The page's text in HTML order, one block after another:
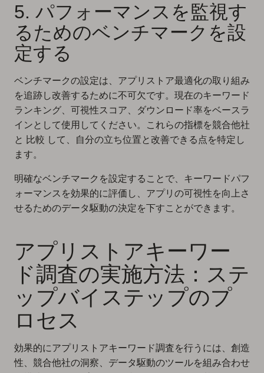
5. パフォーマンスを監視す
るためのベンチマークを設
定する
ベンチマークの設定は、アプリストア最適化の取り組み
を追跡し改善するために不可欠です。現在のキーワード
ランキング、可視性スコア、ダウンロード率をベースラ
インとして使用してください。これらの指標を競合他社
と 比較 して、自分の立ち位置と改善できる点を特定し
ます。
明確なベンチマークを設定することで、キーワードパフ
ォーマンスを効果的に評価し、アプリの可視性を向上さ
せるためのデータ駆動の決定を下すことができます。
アプリストアキーワー
ド調査の実施方法：ステ
ップバイステップのプ
ロセス
効果的にアプリストアキーワード調査を行うには、創造
性、競合他社の洞察、データ駆動のツールを組み合わせ